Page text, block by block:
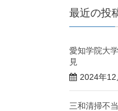
最近の投
愛知学院大
見
2024年12
三和清掃不